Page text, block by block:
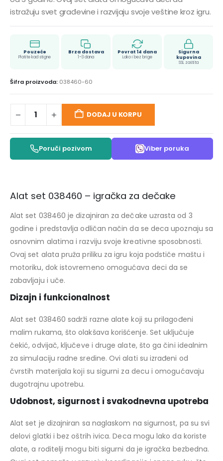
istražuju svet građevine i razvijaju svoje veštine kroz igru.
Pouzeće
Platite kad stigne
Brza dostava
1–3 dana
Povrat 14 dana
Lako i bez brige
Sigurna
kupovina
SSL zaštita
Šifra proizvoda: 038460-60
DODAJ U KORPU
Poruči pozivom Viber poruka
Alat set 038460 – igračka za dečake
Alat set 038460 je dizajniran za dečake uzrasta od 3
godine i predstavlja odličan način da se deca upoznaju sa
osnovnim alatima i razviju svoje kreativne sposobnosti.
Ovaj set alata pruža priliku za igru koja podstiče maštu i
motoriku, dok istovremeno omogućava deci da se
zabavljaju i uče.
Dizajn i funkcionalnost
Alat set 038460 sadrži razne alate koji su prilagođeni
malim rukama, što olakšava korišćenje. Set uključuje
čekić, odvijač, ključeve i druge alate, što ga čini idealnim
za simulaciju radne sredine. Ovi alati su izrađeni od
čvrstih materijala koji su sigurni za decu i omogućavaju
dugotrajnu upotrebu.
Udobnost, sigurnost i svakodnevna upotreba
Alat set je dizajniran sa naglaskom na sigurnost, pa su svi
delovi glatki i bez oštrih ivica. Deca mogu lako da koriste
alate, a roditelji mogu biti sigurni da je igračka bezbedna.